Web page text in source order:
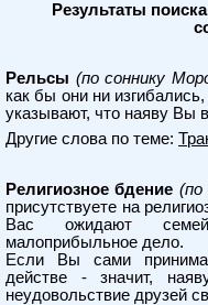
Результаты
Рельсы (по соннику
как бы они ни
указывают, что наяву Вы
Другие слова по теме:
Религиозное бдение (по
присутствуете на
Вас ожидают
малоприбыльное дело.
Если Вы сами
действе - значит,
неудовольствие друзей